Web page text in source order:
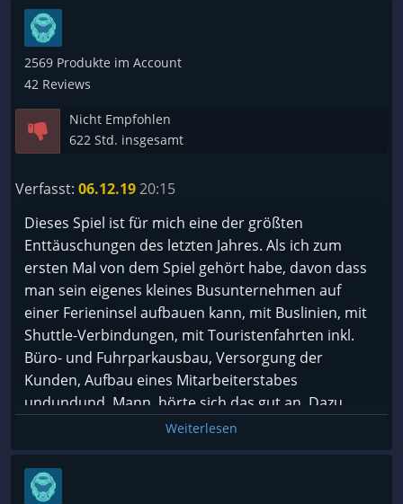
wenn man ihn oben haben will).
Meine Empfehlung: Wartet noch paar Monate ab
und schaut, ob TML das Spiel vernünftig zum Laufen
2569 Produkte im Account
42 Reviews
Nicht Empfohlen
622 Std. insgesamt
Verfasst: 06.12.1920:15
Dieses Spiel ist für mich eine der größten
Enttäuschungen des letzten Jahres. Als ich zum
ersten Mal von dem Spiel gehört habe, davon dass
man sein eigenes kleines Busunternehmen auf
einer Ferieninsel aufbauen kann, mit Buslinien, mit
Shuttle-Verbindungen, mit Touristenfahrten inkl.
Büro- und Fuhrparkausbau, Versorgung der
Kunden, Aufbau eines Mitarbeiterstabes
undundund. Mann, hörte sich das gut an. Dazu
sahen die Ingame-Fotos gut aus, alles wirkte
stimmig, richtig gut durchdacht.
Die Realität sieht aber anders aus:
Weiterlesen